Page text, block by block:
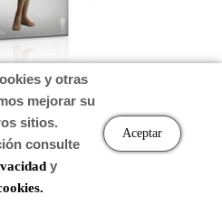
NORM REINA
€
y otras
mejorar su
sitios.
consulte
y
Aceptar